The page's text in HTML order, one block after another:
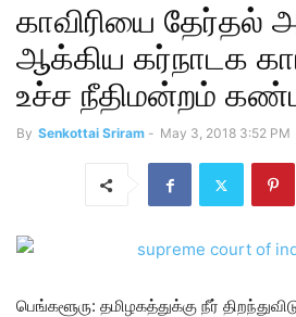
காவிரியை தேர்தல்
ஆக்கிய கர்நாடக
உச்ச நீதிமன்றம்
By Senkottai Sriram - May 3, 2018 3:52 PM
பெங்களூரு: தமிழகத்துக்கு நீர்